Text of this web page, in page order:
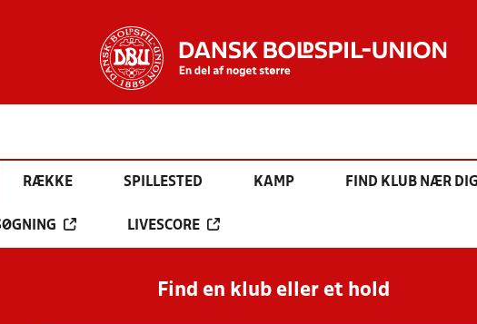
RÆKKE SPILLESTED KAMP FIND KLUB NÆR
LIVESCORE
Find en klub eller et hold